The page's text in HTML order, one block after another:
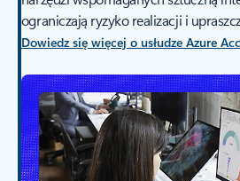
ograniczają ryzyko realizacji i
Dowiedz się więcej o usłudze Azure